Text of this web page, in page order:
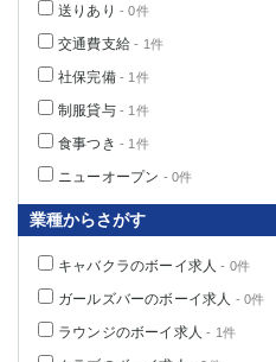
送りあり - 0件
交通費支給 - 1件
社保完備- 1件
制服貸与- 1件
食事つき - 1件
ニューオープン - 0件
業種からさがす
キャバクラのボーイ求人 - 0件
ガールズバーのボーイ求人 - 0件
ラウンジのボーイ求人 - 1件
柏（東口）
茂原
八千代台
東金
栃木県
東武宇都宮（宇都宮西口）
土浦